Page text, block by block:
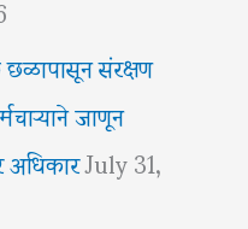
संरक्षण
जाणून
July 31,